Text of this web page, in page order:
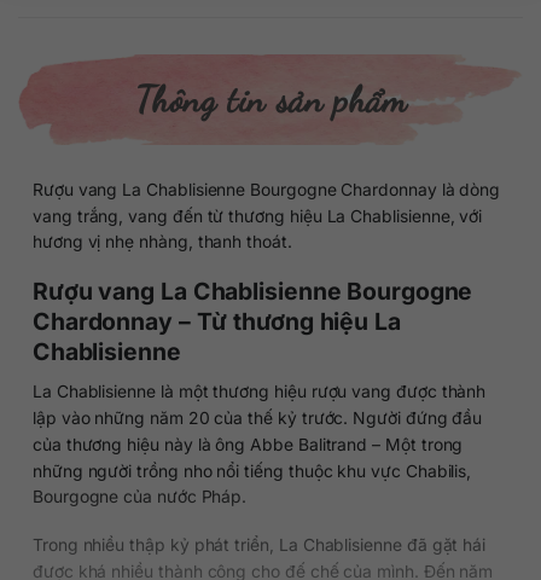
Thông tin sản phẩm
Rượu vang La Chablisienne Bourgogne Chardonnay là dòng
vang trắng, vang đến từ thương hiệu La Chablisienne, với
hương vị nhẹ nhàng, thanh thoát.
Rượu vang La Chablisienne Bourgogne
Chardonnay – Từ thương hiệu La
Chablisienne
La Chablisienne là một thương hiệu rượu vang được thành
lập vào những năm 20 của thế kỷ trước. Người đứng đầu
của thương hiệu này là ông Abbe Balitrand – Một trong
những người trồng nho nổi tiếng thuộc khu vực Chabilis,
Bourgogne của nước Pháp.
Trong nhiều thập kỷ phát triển, La Chablisienne đã gặt hái
được khá nhiều thành công cho đế chế của mình. Đến năm